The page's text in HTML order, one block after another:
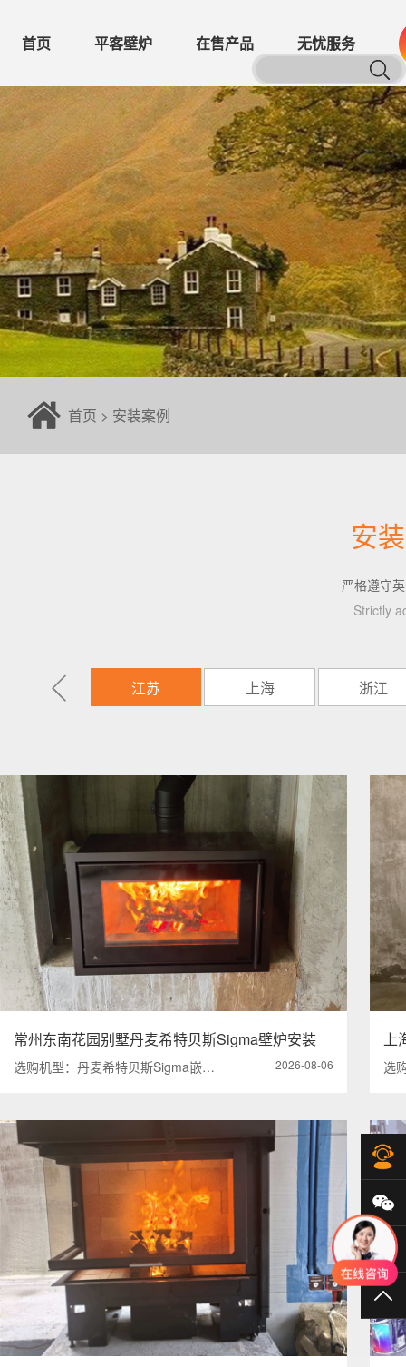
首页 平客壁炉 在售产品 无忧服务
首页 > 安装案例
安
严格遵守
Strictly
江苏 上海 浙江
常州东南花园别墅丹麦希特贝斯Sigma壁炉安装
选购机型：丹麦希特贝斯Sigma嵌… 2026-08-06
上
选
在
微